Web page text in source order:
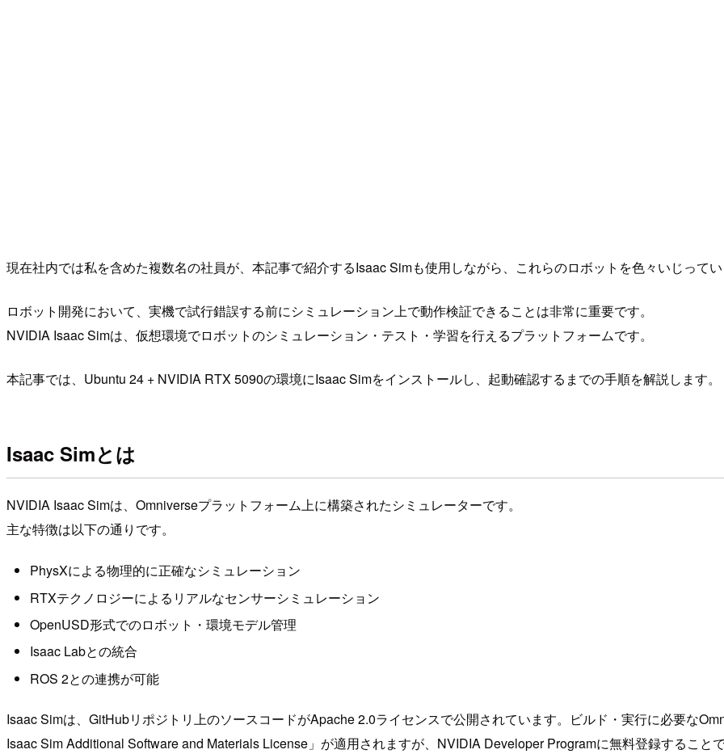
現在社内では私を含めた複数名の社員が、本記事で紹介するIsaac Simも使用しながら、これらのロボットを色々いじって
ロボット開発において、実機で試行錯誤する前にシミュレーション上で動作検証できることは非常に重要です。
NVIDIA Isaac Simは、仮想環境でロボットのシミュレーション・テスト・学習を行えるプラットフォームです。
本記事では、Ubuntu 24 + NVIDIA RTX 5090の環境にIsaac Simをインストールし、起動確認するまでの手順を解説します。
Isaac Simとは
NVIDIA Isaac Simは、Omniverseプラットフォーム上に構築されたシミュレーターです。
主な特徴は以下の通りです。
PhysXによる物理的に正確なシミュレーション
RTXテクノロジーによるリアルなセンサーシミュレーション
OpenUSD形式でのロボット・環境モデル管理
Isaac Labとの統合
ROS 2との連携が可能
Isaac Simは、GitHubリポジトリ上のソースコードがApache 2.0ライセンスで公開されています。ビルド・実行に必要な
Isaac Sim Additional Software and Materials License」が適用されますが、NVIDIA Developer Programに無料登録すること